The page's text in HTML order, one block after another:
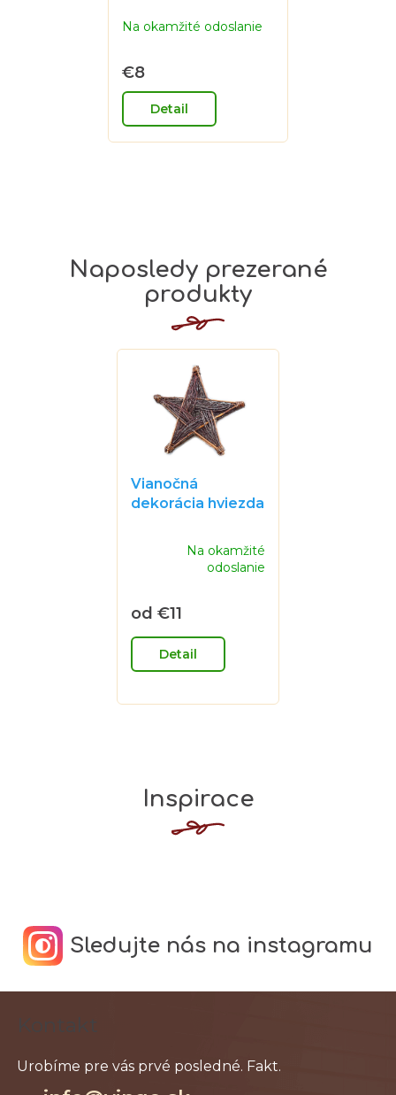
Na okamžité odoslanie
€8
Detail
Naposledy prezerané
produkty
Vianočná
dekorácia hviezda
hodnotenie
0,0
z
5
hviezdičiek.
Na okamžité
odoslanie
od €11
cena:Detail
Inspirace
Sledujte nás na instagramu